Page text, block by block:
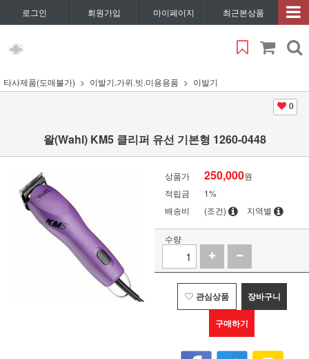
로그인 회원가입 마이페이지 최근본상품
타사제품(도매불가) 이발기.가위.빗.미용용품 이발기
0
왈(Wahl) KM5 클리퍼 유선 기본형 1260-0448
상품가 250,000원
적립금
1%
배송비
(조건) 지역별
수량
관심상품 장바구니
구매하기